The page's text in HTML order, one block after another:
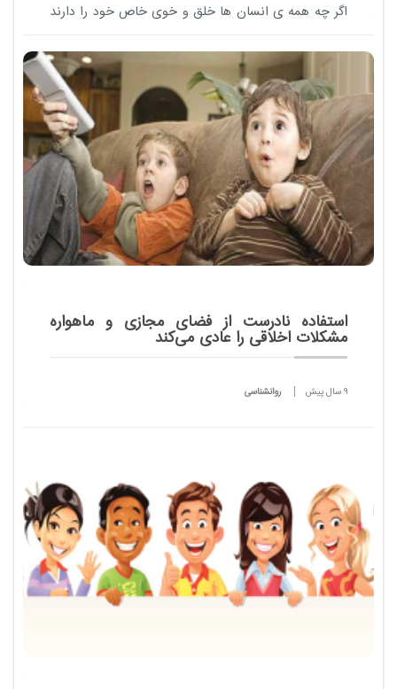
اگر چه همه ی انسان ها خلق و خوی خاص خود را دارند
هر کس تنها نمونه ی بروز این امور است ؛ اما برخی
ویژگی های شخصیتی در سراسر زندگی افراد به...
استفاده نادرست از فضای مجازی و ماهواره
مشکلات اخلاقی را عادی می‌کند
9 سال پیش روانشناسی
گروه سنی دبی...